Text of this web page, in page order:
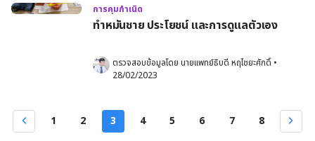
การคุมกำเนิด
ทำหมันชาย ประโยชน์ และการดูแลตัวเอง
ตรวจสอบข้อมูลโดย นายแพทย์ธิบดี หฤไชยะศักดิ์ •
28/02/2023
1 2 3 4 5 6 7 8